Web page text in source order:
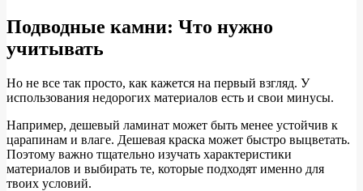
Подводные камни: Что нужно
учитывать
Но не все так просто, как кажется на первый взгляд. У
использования недорогих материалов есть и свои минусы.
Например, дешевый ламинат может быть менее устойчив к
царапинам и влаге. Дешевая краска может быстро выцветать.
Поэтому важно тщательно изучать характеристики
материалов и выбирать те, которые подходят именно для
твоих условий.